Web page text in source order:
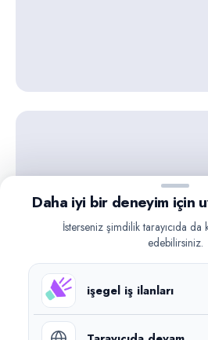
Daha iyi bir deneyim için
İsterseniz şimdilik tarayıcıda
edebilirsiniz.
işegel iş ilanları